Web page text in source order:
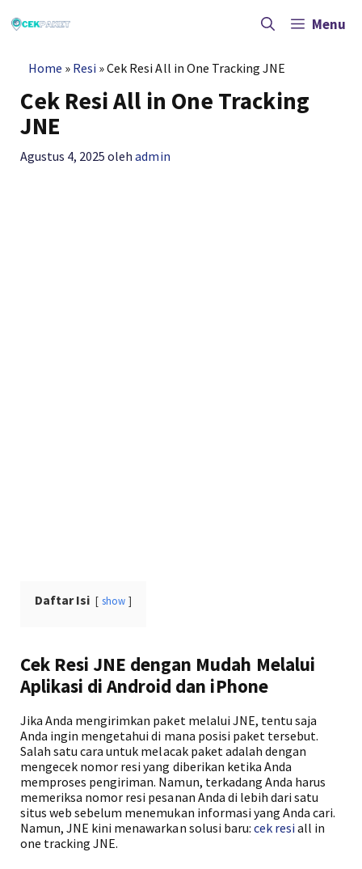
ke
Menu
Home » Resi »Cek Resi All in One Tracking JNE
Cek Resi All in One Tracking
JNE
Agustus 4, 2025 olehadmin
Daftar Isi show
Cek Resi JNE dengan Mudah Melalui
Aplikasi di Android dan iPhone
Jika Anda mengirimkan paket melalui JNE, tentu saja
Anda ingin mengetahui di mana posisi paket tersebut.
Salah satu cara untuk melacak paket adalah dengan
mengecek nomor resi yang diberikan ketika Anda
memproses pengiriman. Namun, terkadang Anda harus
memeriksa nomor resi pesanan Anda di lebih dari satu
situs web sebelum menemukan informasi yang Anda cari.
Namun, JNE kini menawarkan solusi baru: cek resi all in
one tracking JNE.